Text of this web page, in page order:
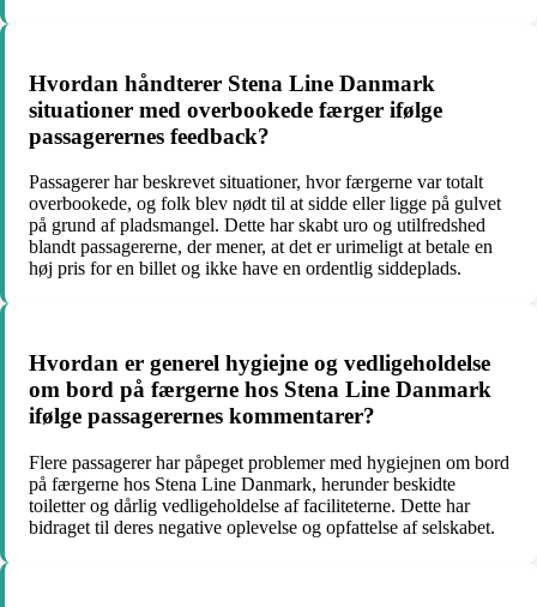
Hvordan håndterer Stena Line Danmark
situationer med overbookede færger ifølge
passagerernes feedback?
Passagerer har beskrevet situationer, hvor færgerne var totalt
overbookede, og folk blev nødt til at sidde eller ligge på gulvet
på grund af pladsmangel. Dette har skabt uro og utilfredshed
blandt passagererne, der mener, at det er urimeligt at betale en
høj pris for en billet og ikke have en ordentlig siddeplads.
Hvordan er generel hygiejne og vedligeholdelse
om bord på færgerne hos Stena Line Danmark
ifølge passagerernes kommentarer?
Flere passagerer har påpeget problemer med hygiejnen om bord
på færgerne hos Stena Line Danmark, herunder beskidte
toiletter og dårlig vedligeholdelse af faciliteterne. Dette har
bidraget til deres negative oplevelse og opfattelse af selskabet.